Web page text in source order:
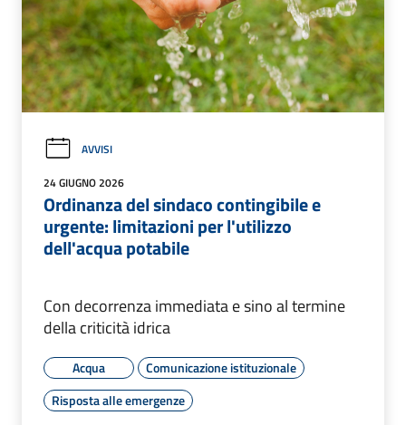
AVVISI
24 GIUGNO 2026
Ordinanza del sindaco contingibile e
urgente: limitazioni per l'utilizzo
dell'acqua potabile
Con decorrenza immediata e sino al termine
della criticità idrica
Acqua
Comunicazione istituzionale
Risposta alle emergenze